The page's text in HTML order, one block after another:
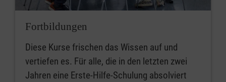
Fortbildungen
Diese Kurse frischen das Wissen auf und
vertiefen es. Für alle, die in den letzten zwei
Jahren eine Erste-Hilfe-Schulung absolviert